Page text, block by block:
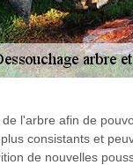
l'arbre afin de
consistants et
de nouvelles